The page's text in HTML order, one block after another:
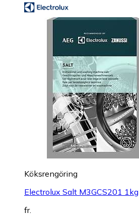
Köksrengöring
Electrolux Salt M3GCS201 1kg
fr.